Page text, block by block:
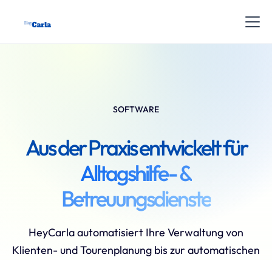
SOFTWARE
Aus der Praxis entwickelt für
Alltagshilfe- &
Betreuungsdienste
HeyCarla automatisiert Ihre Verwaltung von
Klienten- und Tourenplanung bis zur automatischen